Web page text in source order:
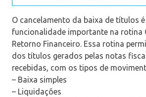
O cancelamento da baixa de títulos
funcionalidade importante na rotina
Retorno Financeiro. Essa rotina
dos títulos gerados pelas notas
recebidas, com os tipos de
– Baixa simples
– Liquidações